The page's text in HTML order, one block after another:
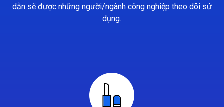
dẫn sẽ được những người/ngành công nghiệp theo dõi sử
dụng.